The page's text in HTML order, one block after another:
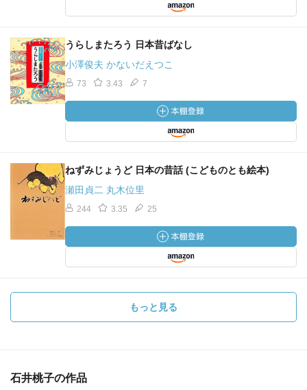
うらしまたろう 日本昔ばなし
小澤俊夫 かないだえつこ
73 3.43 7
ねずみじょうど 日本の昔話 (こどものとも絵本)
瀬田貞二 丸木位里
244 3.35 25
もっと見る
石井桃子の作品